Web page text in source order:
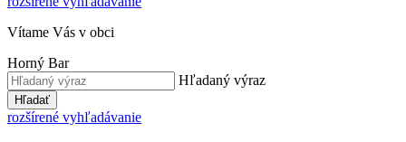
Vítame Vás v obci
Horný Bar
Hľadaný výraz
Hľadať
rozšírené vyhľadávanie